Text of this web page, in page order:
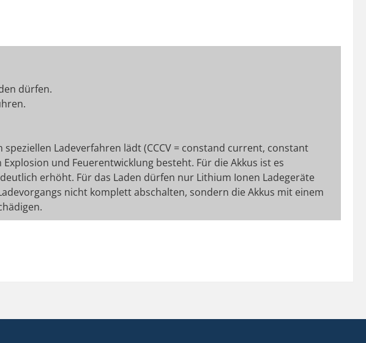
dürfen.
Ladeverfahren lädt (CCCV = constand current, constant
und Feuerentwicklung besteht. Für die Akkus ist es
erhöht. Für das Laden dürfen nur Lithium Ionen Ladegeräte
nicht komplett abschalten, sondern die Akkus mit einem